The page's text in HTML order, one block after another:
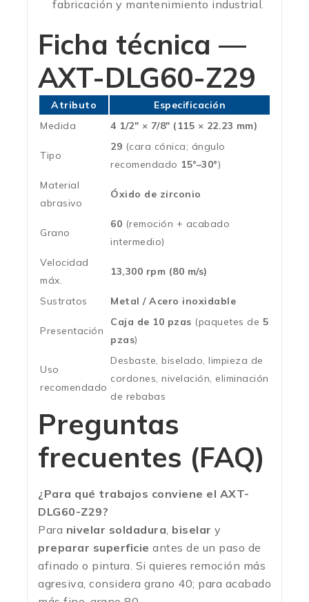
fabricación y mantenimiento industrial.
Ficha técnica —
AXT-DLG60-Z29
Atributo
Especificación
Medida
4 1/2″ × 7/8″ (115 × 22.23 mm)
Tipo
29 (cara cónica; ángulo
recomendado 15°–30°)
Material
abrasivo
Óxido de zirconio
Grano
60 (remoción + acabado
intermedio)
Velocidad
máx.
13,300 rpm (80 m/s)
Sustratos Metal / Acero inoxidable
Presentación
Caja de 10 pzas (paquetes de 5
pzas)
Uso
recomendado
Desbaste, biselado, limpieza de
cordones, nivelación, eliminación
de rebabas
Preguntas
frecuentes (FAQ)
¿Para qué trabajos conviene el AXT-
DLG60-Z29?
Para nivelar soldadura, biselar y
preparar superficie antes de un paso de
afinado o pintura. Si quieres remoción más
agresiva, considera grano 40; para acabado